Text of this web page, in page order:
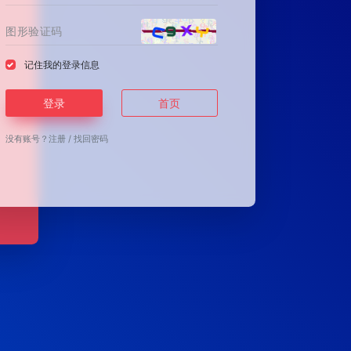
记住我的登录信息
登录 首页
没有账号？注册 /找回密码